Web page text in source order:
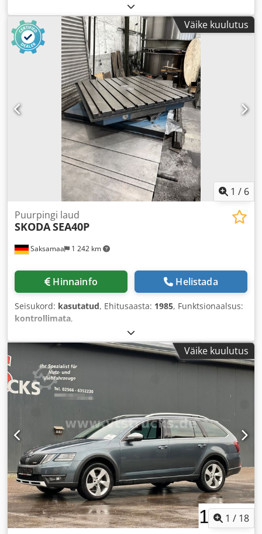
Väike kuulutus
1 / 6
Saksamaa 1 242 km
Puurpingi laud
SKODASEA40P
Hinnainfo Helistada
Seisukord: kasutatud, Ehitusaasta: 1985, Funktsionaalsus:
kontrollimata,
Väike kuulutus
1 / 18